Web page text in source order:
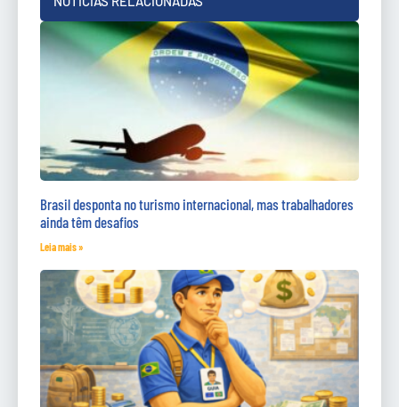
Brasil desponta no turismo internacional, mas trabalhadores
ainda têm desafios
Leia mais »